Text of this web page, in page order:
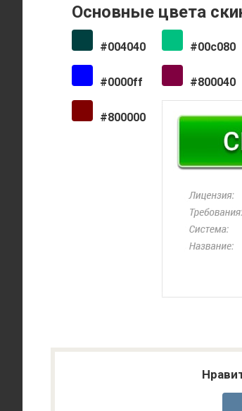
Основные цвета
#004040 #00c080
#0000ff #800040
#800000